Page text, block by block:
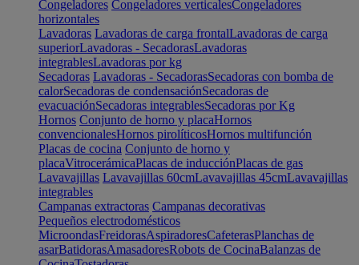
Congeladores Congeladores verticalesCongeladores
horizontales
Lavadoras Lavadoras de carga frontalLavadoras de carga
superiorLavadoras - SecadorasLavadoras
integrablesLavadoras por kg
Secadoras Lavadoras - SecadorasSecadoras con bomba de
calorSecadoras de condensaciónSecadoras de
evacuaciónSecadoras integrablesSecadoras por Kg
Hornos Conjunto de horno y placaHornos
convencionalesHornos pirolíticosHornos multifunción
Placas de cocina Conjunto de horno y
placaVitrocerámicaPlacas de inducciónPlacas de gas
Lavavajillas Lavavajillas 60cmLavavajillas 45cmLavavajillas
integrables
Campanas extractoras Campanas decorativas
Pequeños electrodomésticos
MicroondasFreidorasAspiradoresCafeterasPlanchas de
asarBatidorasAmasadoresRobots de CocinaBalanzas de